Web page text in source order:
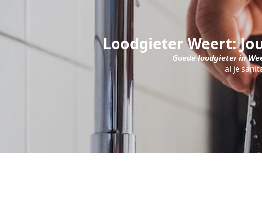
Loodgieter Weert:
Goede loodgieter in
al je